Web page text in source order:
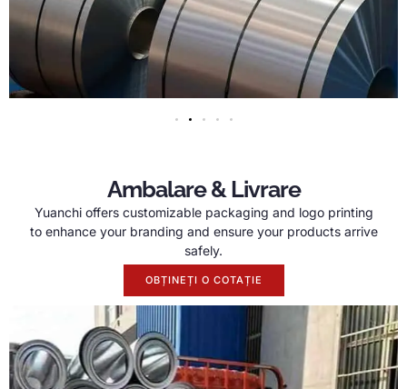
Ambalare & Livrare
Yuanchi offers customizable packaging and logo printing
to enhance your branding and ensure your products arrive
safely.
OBȚINEȚI O COTAȚIE